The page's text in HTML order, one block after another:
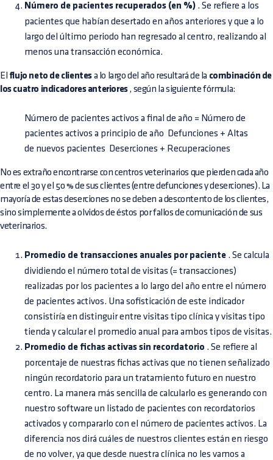
Número de pacientes recuperados (en %) . Se refiere a los
pacientes que habían desertado en años anteriores y que a lo
largo del último periodo han regresado al centro, realizando al
menos una transacción económica.
El flujo neto de clientes a lo largo del año resultará de la combinación de
los cuatro indicadores anteriores, según la siguiente fórmula:
Número de pacientes activos a final de año = Número de
pacientes activos a principio de año  Defunciones + Altas
de nuevos pacientes  Deserciones + Recuperaciones
No es extraño encontrarse con centros veterinarios que pierden cada año
entre el 30 y el 50 % de sus clientes (entre defunciones y deserciones). La
mayoría de estas deserciones no se deben a descontento de los clientes,
sino simplemente a olvidos de éstos por fallos de comunicación de sus
veterinarios.
Promedio de transacciones anuales por paciente . Se calcula
dividiendo el número total de visitas (= transacciones)
realizadas por los pacientes a lo largo del año entre el número
de pacientes activos. Una sofisticación de este indicador
consistiría en distinguir entre visitas tipo clínica y visitas tipo
tienda y calcular el promedio anual para ambos tipos de visitas.
Promedio de fichas activas sin recordatorio . Se refiere al
porcentaje de nuestras fichas activas que no tienen señalizado
ningún recordatorio para un tratamiento futuro en nuestro
centro. La manera más sencilla de calcularlo es generando con
nuestro software un listado de pacientes con recordatorios
activados y compararlo con el número de pacientes activos. La
diferencia nos dirá cuáles de nuestros clientes están en riesgo
de no volver, ya que desde nuestra clínica no les vamos a